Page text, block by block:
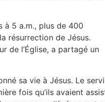
à 5 a.m., plus de 400
résurrection de Jésus.
de l’Église, a partagé un
sa vie à Jésus. Le
fois qu’ils avaient